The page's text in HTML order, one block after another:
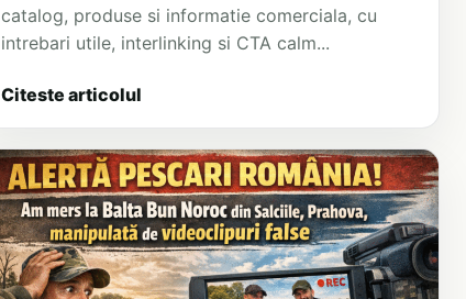
catalog, produse si informatie comerciala, cu
intrebari utile, interlinking si CTA calm...
Citeste articolul